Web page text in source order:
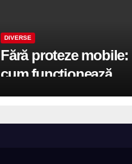
DIVERSE
Fără proteze mobile:
cum funcționează
reabilitarea completă